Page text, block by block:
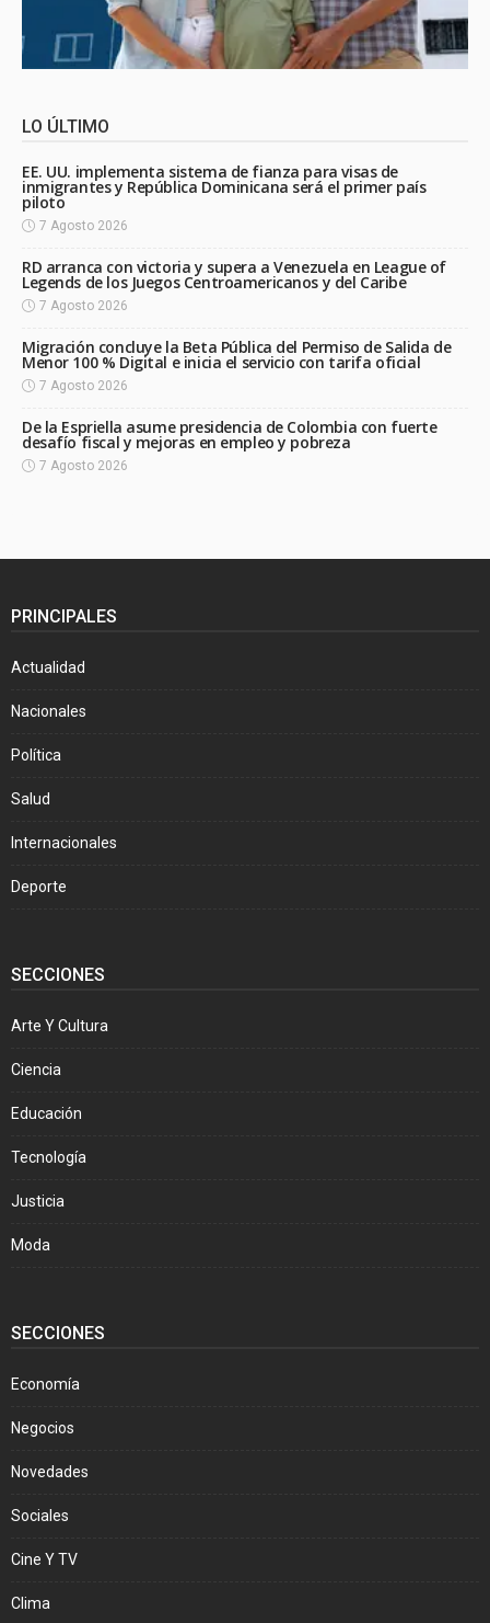
LO ÚLTIMO
EE. UU. implementa sistema de fianza para visas de
inmigrantes y República Dominicana será el primer país
piloto
7 Agosto 2026
RD arranca con victoria y supera a Venezuela en League of
Legends de los Juegos Centroamericanos y del Caribe
7 Agosto 2026
Migración concluye la Beta Pública del Permiso de Salida de
Menor 100 % Digital e inicia el servicio con tarifa oficial
7 Agosto 2026
De la Espriella asume presidencia de Colombia con fuerte
desafío fiscal y mejoras en empleo y pobreza
7 Agosto 2026
PRINCIPALES
Actualidad
Nacionales
Política
Salud
Internacionales
Deporte
SECCIONES
Arte Y Cultura
Ciencia
Educación
Tecnología
Justicia
Moda
SECCIONES
Economía
Negocios
Novedades
Sociales
Cine Y TV
Clima